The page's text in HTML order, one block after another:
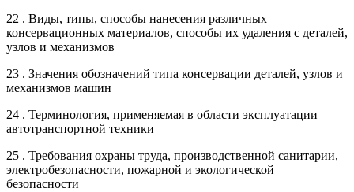
22 . Виды, типы, способы нанесения различных
консервационных материалов, способы их удаления с деталей,
узлов и механизмов
23 . Значения обозначений типа консервации деталей, узлов и
механизмов машин
24 . Терминология, применяемая в области эксплуатации
автотранспортной техники
25 . Требования охраны труда, производственной санитарии,
электробезопасности, пожарной и экологической
безопасности